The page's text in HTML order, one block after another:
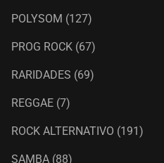
POLYSOM (127)
PROG ROCK (67)
RARIDADES (69)
REGGAE (7)
ROCK ALTERNATIVO (191)
SAMBA (88)